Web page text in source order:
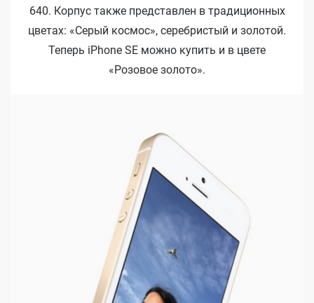
640. Корпус также представлен в традиционных
цветах: «Серый космос», серебристый и золотой.
Теперь iPhone SE можно купить и в цвете
«Розовое золото».